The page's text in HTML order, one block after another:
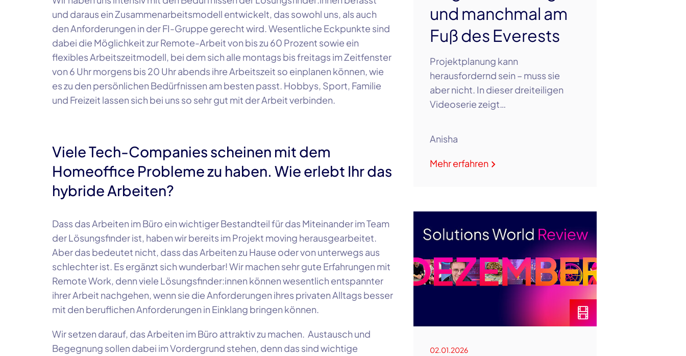
und daraus ein Zusammenarbeitsmodell entwickelt, das sowohl uns, als auch
den Anforderungen in derFI-Gruppe gerecht wird. Wesentliche Eckpunkte sind
dabei die Möglichkeit zurRemote-Arbeitvon bis zu 60 Prozent sowie ein
flexibles Arbeitszeitmodell, bei dem sich alle montags bis freitags im Zeitfenster
von 6 Uhrmorgens bis 20 Uhrabends ihre Arbeitszeit so einplanen können, wie
es zu den persönlichen Bedürfnissen am besten passt. Hobbys, Sport, Familie
und Freizeit lassen sich bei uns so sehr gut mit der Arbeit verbinden.
VieleTech-Companies scheinen mit dem
Homeoffice Probleme zu haben. Wie erlebt Ihr das
hybride Arbeiten?
Dass das Arbeiten im Büro ein wichtiger Bestandteil für das Miteinander im Team
derLösungsfinder ist, haben wir bereits im Projekt moving herausgearbeitet.
Aber das bedeutet nicht, dass das Arbeiten zu Hause oder von unterwegs aus
schlechter ist. Es ergänzt sich wunderbar! Wir machen sehr gute Erfahrungen mit
Remote Work, denn viele Lösungsfinder:innen können wesentlich entspannter
ihrer Arbeit nachgehen, wenn sie die Anforderungen ihres privaten Alltags besser
mit den beruflichen Anforderungen in Einklang bringen können.
Wir setzen darauf, das Arbeiten im Büro attraktiv zu machen. Austausch und
Begegnung sollen dabei im Vordergrund stehen, denn das sind wichtige
und manchmal am
Fuß des Everests
Projektplanung kann
herausfordernd sein – muss sie
aber nicht. In dieser dreiteiligen
Videoserie zeigt…
Anisha
Mehr erfahren
02.01.2026